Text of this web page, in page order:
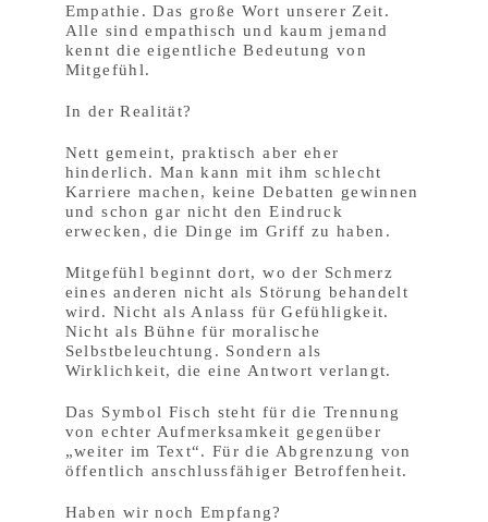
Empathie. Das große Wort unserer Zeit.
Alle sind empathisch und kaum jemand
kennt die eigentliche Bedeutung von
Mitgefühl.
In der Realität?
Nett gemeint, praktisch aber eher
hinderlich. Man kann mit ihm schlecht
Karriere machen, keine Debatten gewinnen
und schon gar nicht den Eindruck
erwecken, die Dinge im Griff zu haben.
Mitgefühl beginnt dort, wo der Schmerz
eines anderen nicht als Störung behandelt
wird. Nicht als Anlass für Gefühligkeit.
Nicht als Bühne für moralische
Selbstbeleuchtung. Sondern als
Wirklichkeit, die eine Antwort verlangt.
Das Symbol Fisch steht für die Trennung
von echter Aufmerksamkeit gegenüber
„weiter im Text“. Für die Abgrenzung von
öffentlich anschlussfähiger Betroffenheit.
Haben wir noch Empfang?